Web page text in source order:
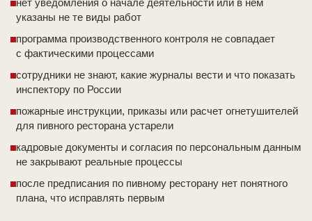
нет уведомления о начале деятельности или в нём
указаны не те виды работ
программа производственного контроля не совпадает
с фактическими процессами
сотрудники не знают, какие журналы вести и что показать
инспектору по России
пожарные инструкции, приказы или расчет огнетушителей
для пивного ресторана устарели
кадровые документы и согласия по персональным данным
не закрывают реальные процессы
после предписания по пивному ресторану нет понятного
плана, что исправлять первым